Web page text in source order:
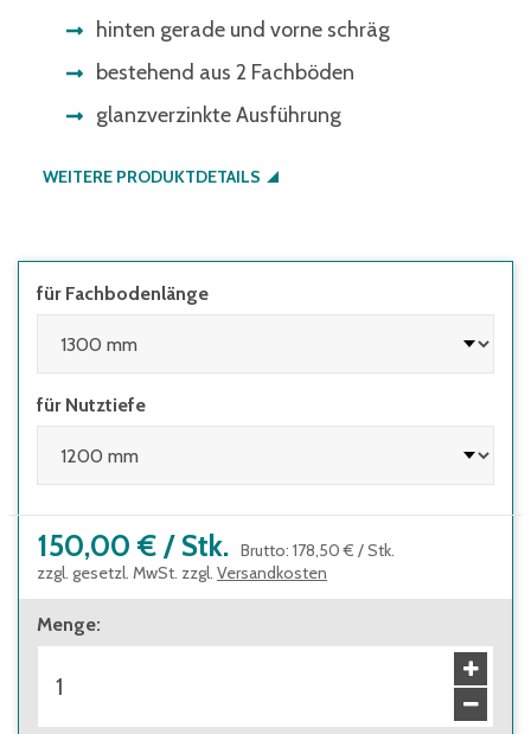
hinten gerade und vorne schräg
bestehend aus 2 Fachböden
glanzverzinkte Ausführung
WEITERE PRODUKTDETAILS
für Fachbodenlänge
für Nutztiefe
150,00 € / Stk. Brutto: 178,50 € /Stk.
zzgl. gesetzl. MwSt. zzgl. Versandkosten
Menge: